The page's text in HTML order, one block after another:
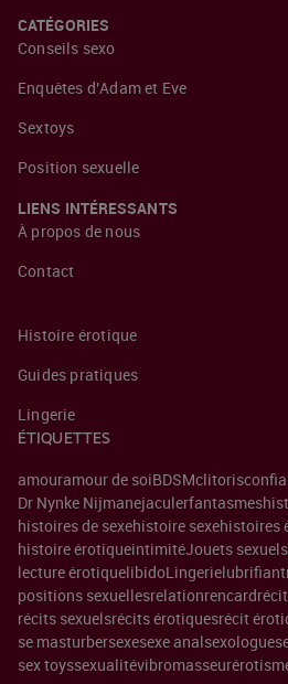
CATÉGORIES
Conseils sexo
Enquêtes d’Adam et Eve
Sextoys
Position sexuelle
LIENS INTÉRESSANTS
À propos de nous
Contact
Histoire érotique
Guides pratiques
Lingerie
ÉTIQUETTES
amouramour de soiBDSMclitoris
Dr Nynke Nijmanejaculerfantasmes
histoires de sexehistoire sexehistoires
histoire érotiqueintimitéJouets sexuels
lecture érotiquelibidoLingerielubrifiant
positions sexuellesrelationrencard
récits sexuelsrécits érotiquesrécit
se masturbersexesexe analsexologue
sex toyssexualitévibromasseur